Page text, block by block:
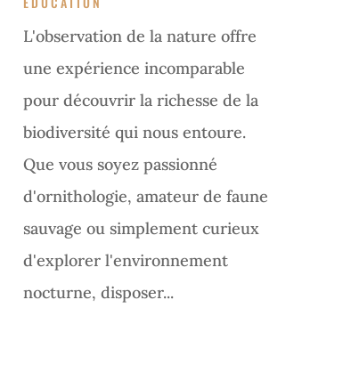
L'observation de la nature offre
une expérience incomparable
pour découvrir la richesse de la
biodiversité qui nous entoure.
Que vous soyez passionné
d'ornithologie, amateur de faune
sauvage ou simplement curieux
d'explorer l'environnement
nocturne, disposer...